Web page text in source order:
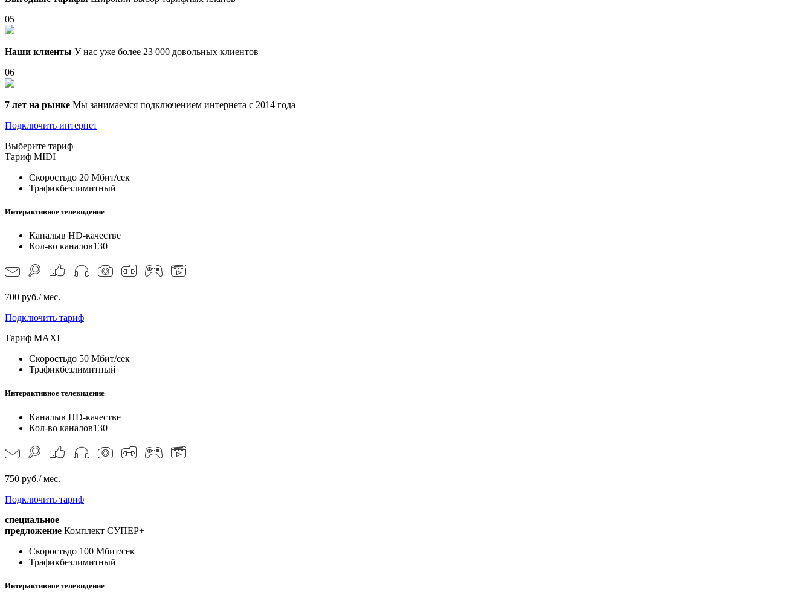
05
Наши клиенты У нас уже более 23 000 довольных клиентов
06
7 лет на рынке Мы занимаемся подключением интернета с 2014 года
Подключить интернет
Выберите тариф
Тариф MIDI
Скоростьдо 20 Мбит/сек
Трафикбезлимитный
Интерактивное телевидение
Каналыв HD-качестве
Кол-во каналов130
700 руб./ мес.
Подключить тариф
Тариф MAXI
Скоростьдо 50 Мбит/сек
Трафикбезлимитный
Интерактивное телевидение
Каналыв HD-качестве
Кол-во каналов130
750 руб./ мес.
Подключить тариф
специальное
предложение Комплект СУПЕР+
Скоростьдо 100 Мбит/сек
Трафикбезлимитный
Интерактивное телевидение